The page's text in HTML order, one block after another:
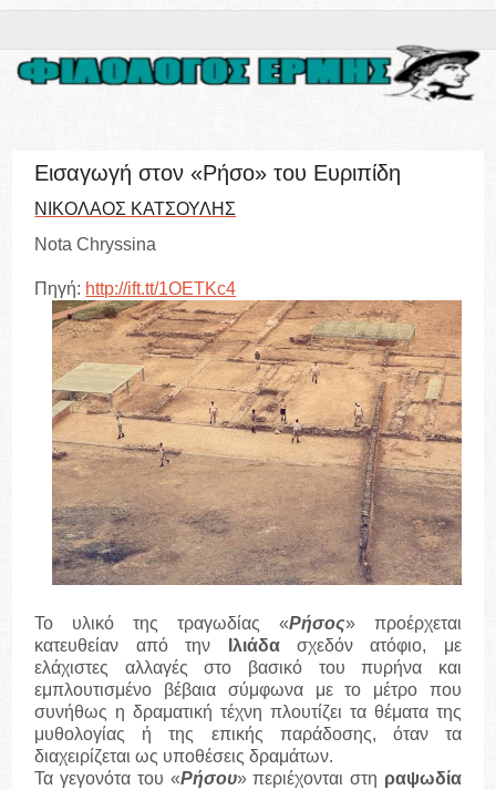
Εισαγωγή στον «Ρήσο» του Ευριπίδη
ΝΙΚΟΛΑΟΣ ΚΑΤΣΟΥΛΗΣ
Nota Chryssina
Πηγή: http://ift.tt/1OETKc4
Το υλικό της τραγωδίας «Ρήσος» προέρχεται
κατευθείαν από την
Ιλιάδασχεδόν ατόφιο, με
ελάχιστες αλλαγές στο βασικό του πυρήνα και
εμπλουτισμένο βέβαια σύμφωνα με το μέτρο που
συνήθως η δραματική τέχνη πλουτίζει τα θέματα της
μυθολογίας ή της επικής παράδοσης, όταν τα
διαχειρίζεται ως υποθέσεις δραμάτων.
Τα γεγονότα του «Ρήσου» περιέχονται στη ραψωδία